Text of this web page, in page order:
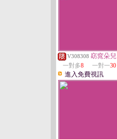
V308308 窈窕朵兒
一對多8 一對一30
進入免費視訊